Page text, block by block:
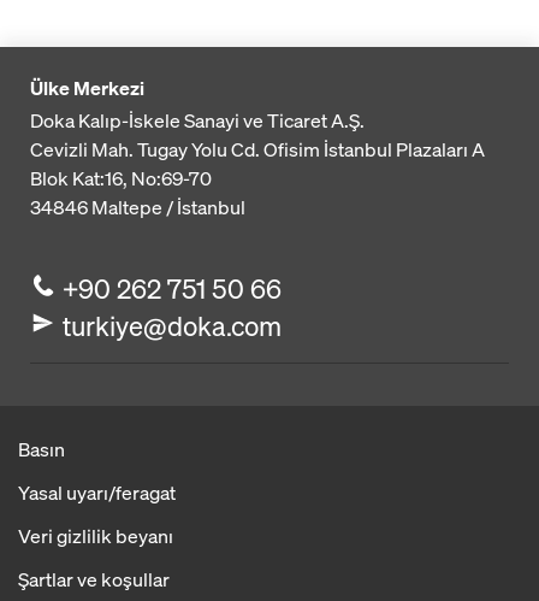
Ülke Merkezi
Doka Kalıp-İskele Sanayi ve Ticaret A.Ş.
Cevizli Mah. Tugay Yolu Cd. Ofisim İstanbul Plazaları A
Blok Kat:16, No:69-70
34846Maltepe / İstanbul
+90 262 751 50 66
turkiye@doka.com
Basın
Yasal uyarı/feragat
Veri gizlilik beyanı
Şartlar ve koşullar